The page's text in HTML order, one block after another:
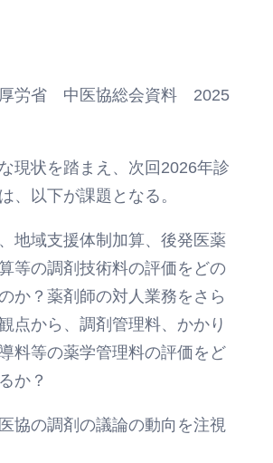
医協総会資料 2025
現状を踏まえ、次回2026年診
、以下が課題となる。
地域支援体制加算、後発医薬
等の調剤技術料の評価をどの
か？薬剤師の対人業務をさら
点から、調剤管理料、かかり
料等の薬学管理料の評価をど
か？
協の調剤の議論の動向を注視